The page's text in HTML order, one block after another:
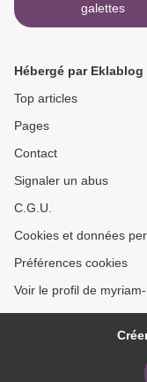
galettes
Hébergé par Eklablog
Top articles
Pages
Contact
Signaler un abus
C.G.U.
Cookies et données
Préférences cookies
Voir le profil de